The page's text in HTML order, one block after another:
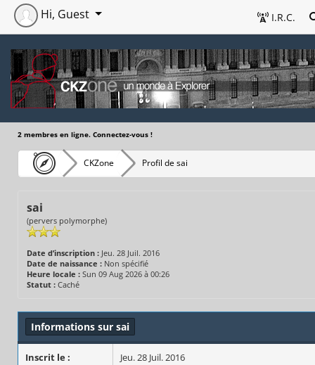
I.R.C.
Hi, Guest
2 membres en ligne. Connectez-vous !
CKZone Profil de sai
sai
(pervers polymorphe)
Date d’inscription : Jeu. 28 Juil. 2016
Date de naissance : Non spécifié
Heure locale : Sun 09 Aug 2026 à 00:26
Statut : Caché
Informations sur sai
Inscrit le : Jeu. 28 Juil. 2016